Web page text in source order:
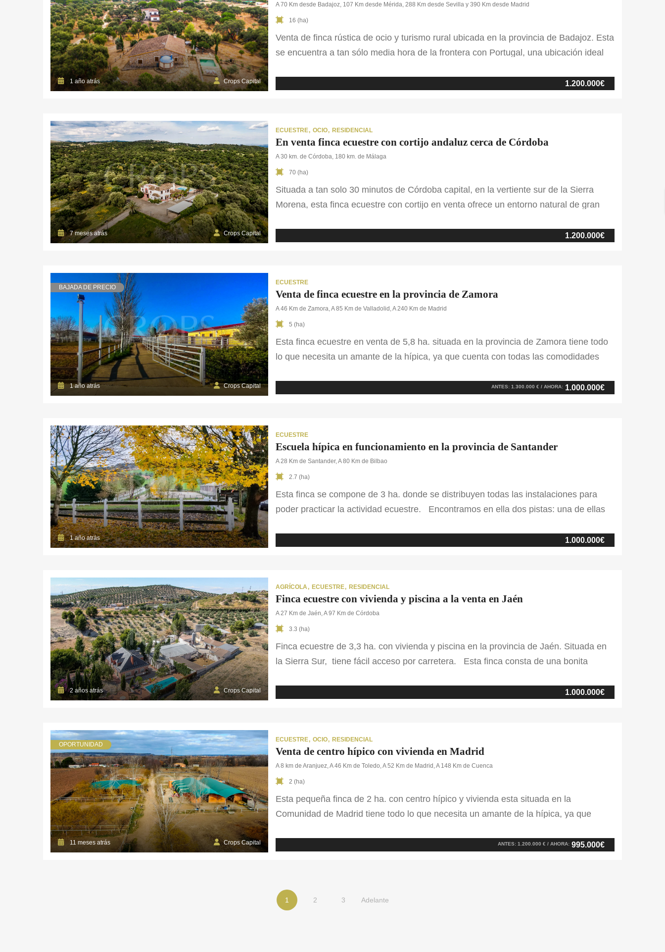
1 año atrás Crops Capital
A 70 Km desde Badajoz, 107 Km desde Mérida, 288 Km desde Sevilla y 390 Km desde Madrid
16 (ha)
Venta de finca rústica de ocio y turismo rural ubicada en la provincia de Badajoz. Esta
se encuentra a tan sólo media hora de la frontera con Portugal, una ubicación ideal
conjuntos de edificaciones. La casa residencial, de dos plantas con zona exterior de
1.200.000€
7 meses atrás Crops Capital
ECUESTRE OCIO RESIDENCIAL
En venta finca ecuestre con cortijo andaluz cerca de Córdoba
A 30 km. de Córdoba, 180 km. de Málaga
70 (ha)
Situada a tan solo 30 minutos de Córdoba capital, en la vertiente sur de la Sierra
Morena, esta finca ecuestre con cortijo en venta ofrece un entorno natural de gran
cordobés. El cortijo de 600 m², construido en dos plantas, conserva el […]1.200.000€
BAJADA DE PRECIO
1 año atrás Crops Capital
ECUESTRE
Venta de finca ecuestre en la provincia de Zamora
A 46 Km de Zamora, A 85 Km de Valladolid, A 240 Km de Madrid
5 (ha)
Esta finca ecuestre en venta de 5,8 ha. situada en la provincia de Zamora tiene todo
lo que necesita un amante de la hípica, ya que cuenta con todas las comodidades
ecuestre encontramos una nave de 16 boxes para caballos con parques […]
ANTES: 1.300.000 € / AHORA: 1.000.000€
1 año atrás
ECUESTRE
Escuela hípica en funcionamiento en la provincia de Santander
A 28 Km de Santander, A 80 Km de Bilbao
2.7 (ha)
Esta finca se compone de 3 ha. donde se distribuyen todas las instalaciones para
poder practicar la actividad ecuestre. Encontramos en ella dos pistas: una de ellas
encuentra iluminada. También dispone de un picadero cubierto de estructura
se encuentra […]
1.000.000€
2 años atrás Crops Capital
AGRÍCOLA ECUESTRE RESIDENCIAL
Finca ecuestre con vivienda y piscina a la venta en Jaén
A 27 Km de Jaén, A 97 Km de Córdoba
3.3 (ha)
Finca ecuestre de 3,3 ha. con vivienda y piscina en la provincia de Jaén. Situada en
la Sierra Sur, tiene fácil acceso por carretera. Esta finca consta de una bonita
amplia piscina y zonas ajardinadas. Cercanos a esta, encontramos naves […]
1.000.000€
OPORTUNIDAD
11 meses atrás Crops Capital
ECUESTRE OCIO RESIDENCIAL
Venta de centro hípico con vivienda en Madrid
A 8 km de Aranjuez, A 46 Km de Toledo, A 52 Km de Madrid, A 148 Km de Cuenca
2 (ha)
Esta pequeña finca de 2 ha. con centro hípico y vivienda esta situada en la
Comunidad de Madrid tiene todo lo que necesita un amante de la hípica, ya que
varias edificaciones: encontramos una escuela hípica con paddocks al aire libre, una
ANTES: 1.200.000 € / AHORA: 995.000€
1 2 3 Adelante